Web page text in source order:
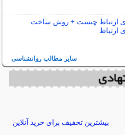
ارتباط چیست + روش ساخت
ارتباط
سایر مطالب روانشناسی
بیشترین تخفیف برای خرید آنلاین